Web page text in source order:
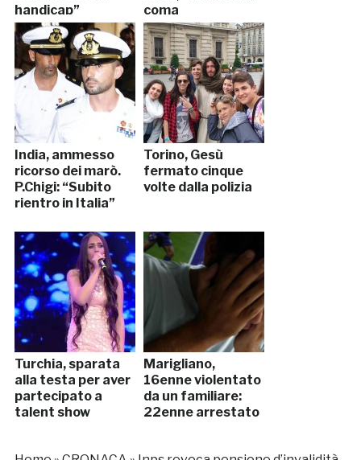
handicap”
coma
India, ammesso
ricorso dei marò.
P.Chigi: “Subito
rientro in Italia”
Torino, Gesù
fermato cinque
volte dalla polizia
Turchia, sparata
alla testa per aver
partecipato a
talent show
Marigliano,
16enne violentato
da un familiare:
22enne arrestato